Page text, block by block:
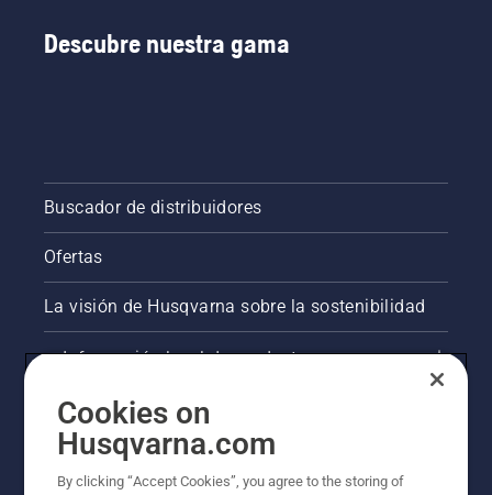
Descubre nuestra gama
Buscador de distribuidores
Ofertas
La visión de Husqvarna sobre la sostenibilidad
Información legal de productos
Otros sitios de Husqvarna
Cookies on
Husqvarna.com
By clicking “Accept Cookies”, you agree to the storing of